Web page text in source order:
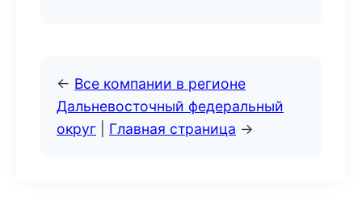
← Все компании в регионе
Дальневосточный федеральный
округ
Главная страница →